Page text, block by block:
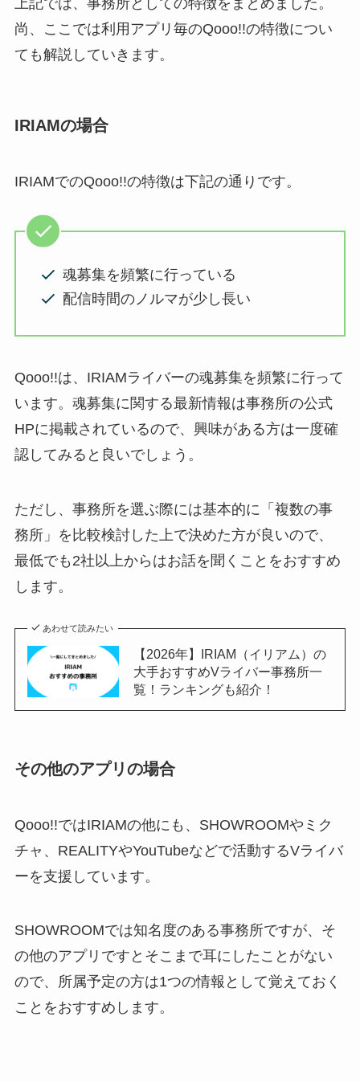
上記では、事務所としての特徴をまとめました。
尚、ここでは利用アプリ毎のQooo!!の特徴につい
ても解説していきます。
IRIAMの場合
IRIAMでのQooo!!の特徴は下記の通りです。
魂募集を頻繁に行っている
配信時間のノルマが少し長い
Qooo!!は、IRIAMライバーの魂募集を頻繁に行って
います。魂募集に関する最新情報は事務所の公式
HPに掲載されているので、興味がある方は一度確
認してみると良いでしょう。
ただし、事務所を選ぶ際には基本的に「複数の事
務所」を比較検討した上で決めた方が良いので、
最低でも2社以上からはお話を聞くことをおすすめ
します。
あわせて読みたい
【2026年】IRIAM（イリアム）の
大手おすすめVライバー事務所一
覧！ランキングも紹介！
その他のアプリの場合
Qooo!!ではIRIAMの他にも、SHOWROOMやミク
チャ、REALITYやYouTubeなどで活動するVライバ
ーを支援しています。
SHOWROOMでは知名度のある事務所ですが、そ
の他のアプリですとそこまで耳にしたことがない
ので、所属予定の方は1つの情報として覚えておく
ことをおすすめします。